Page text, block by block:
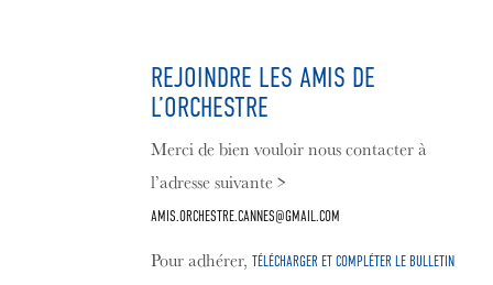
REJOINDRE LES AMIS DE
L’ORCHESTRE
Merci de bien vouloir nous contacter à
l’adresse suivante >
AMIS.ORCHESTRE.CANNES@GMAIL.COM
Pour adhérer, TÉLÉCHARGER ET COMPLÉTER LE BULLETIN